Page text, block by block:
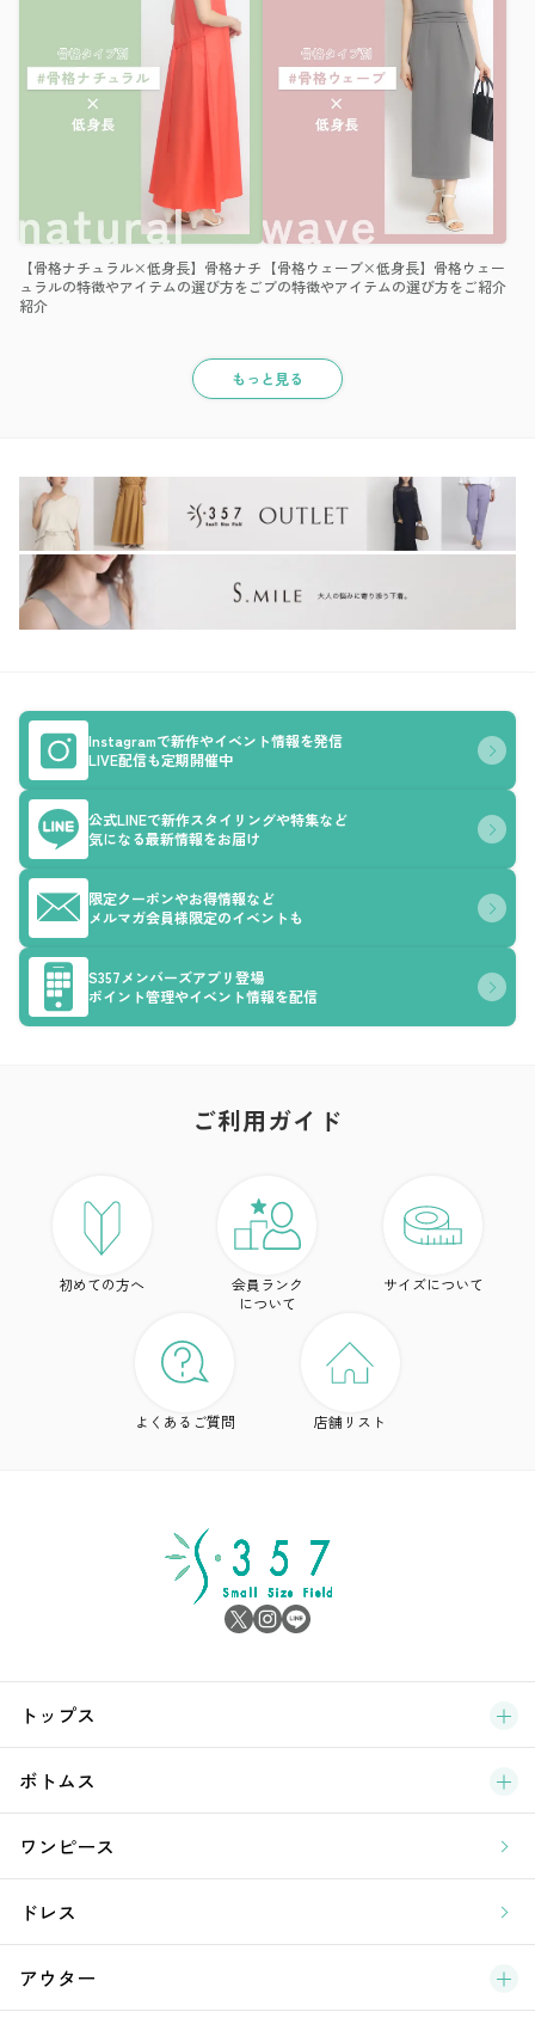
ブ
新
ラ
ア
【骨格ナチュラル×低身長】骨格ナチ
ュラルの特徴やアイテムの選び方をご
紹介
【骨格ウェーブ×低身長】骨格ウェー
ブの特徴やアイテムの選び方をご紹介
もっと見る
Instagramで新作やイベント情報を発信
LIVE配信も定期開催中
公式LINEで新作スタイリングや特集など
気になる最新情報をお届け
限定クーポンやお得情報など
メルマガ会員様限定のイベントも
S357メンバーズアプリ登場
ポイント管理やイベント情報を配信
ご利用ガイド
初めての方へ
会員ランク
について
サイズについて
よくあるご質問 店舗リスト
トップス
ボトムス
ワンピース
ドレス
アウター